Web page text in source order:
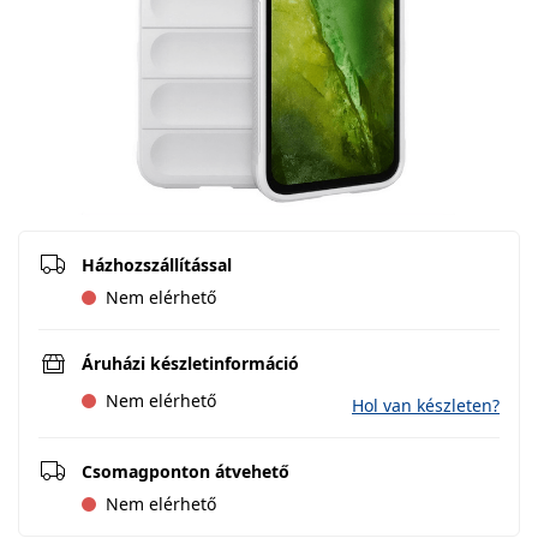
Házhozszállítással
Nem elérhető
Áruházi készletinformáció
Nem elérhető
Hol van készleten?
Csomagponton átvehető
Nem elérhető